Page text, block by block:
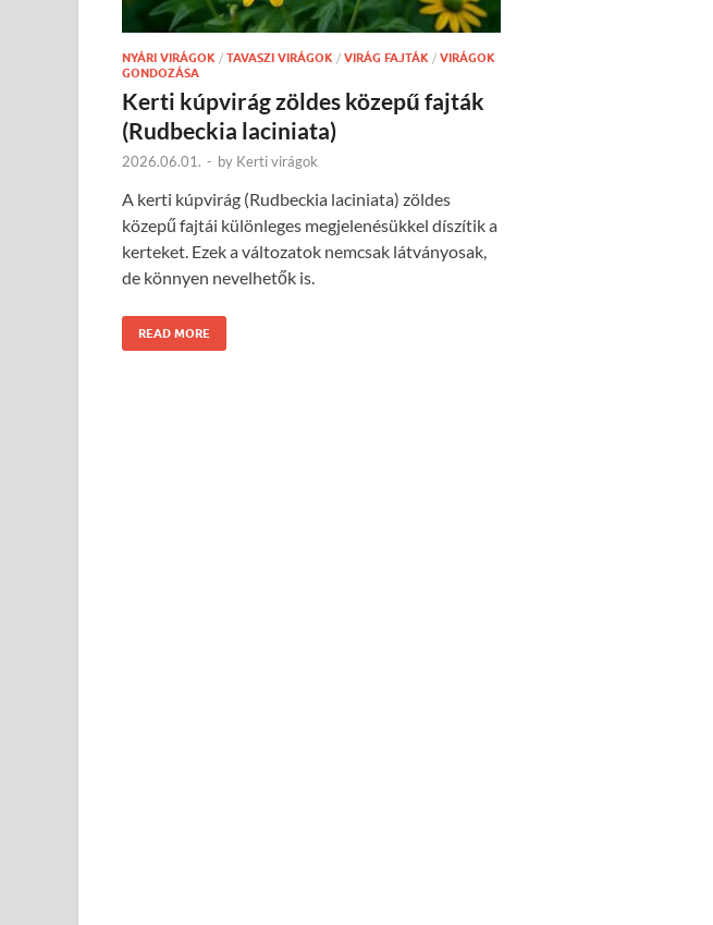
NYÁRI VIRÁGOK / TAVASZI VIRÁGOK / VIRÁG FAJTÁK / VIRÁGOK
GONDOZÁSA
Kerti kúpvirág zöldes közepű fajták
(Rudbeckia laciniata)
2026.06.01. - by Kerti virágok
A kerti kúpvirág (Rudbeckia laciniata) zöldes
közepű fajtái különleges megjelenésükkel díszítik a
kerteket. Ezek a változatok nemcsak látványosak,
de könnyen nevelhetők is.
READ MORE